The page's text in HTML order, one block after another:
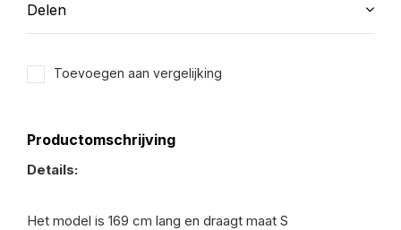
Delen
Toevoegen aan vergelijking
Productomschrijving
Details:
Het model is 169 cm lang en draagt maat S